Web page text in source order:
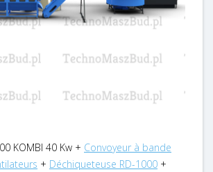
KOMBI 40 Kw + Convoyeur à bande
+ Déchiqueteuse RD-1000 +